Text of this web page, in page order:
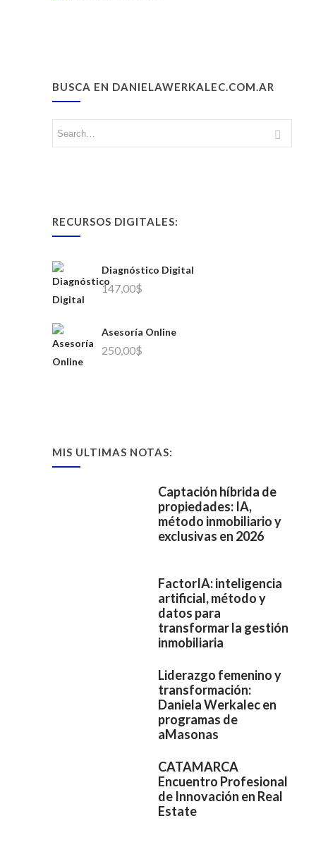
BUSCA EN DANIELAWERKALEC.COM.AR
RECURSOS DIGITALES:
Diagnóstico Digital
147,00$
Asesoría Online
250,00$
MIS ULTIMAS NOTAS:
Captación híbrida de
propiedades: IA,
método inmobiliario y
exclusivas en 2026
FactorIA: inteligencia
artificial, método y
datos para
transformar la gestión
inmobiliaria
Liderazgo femenino y
transformación:
Daniela Werkalec en
programas de
aMasonas
CATAMARCA
Encuentro Profesional
de Innovación en Real
Estate